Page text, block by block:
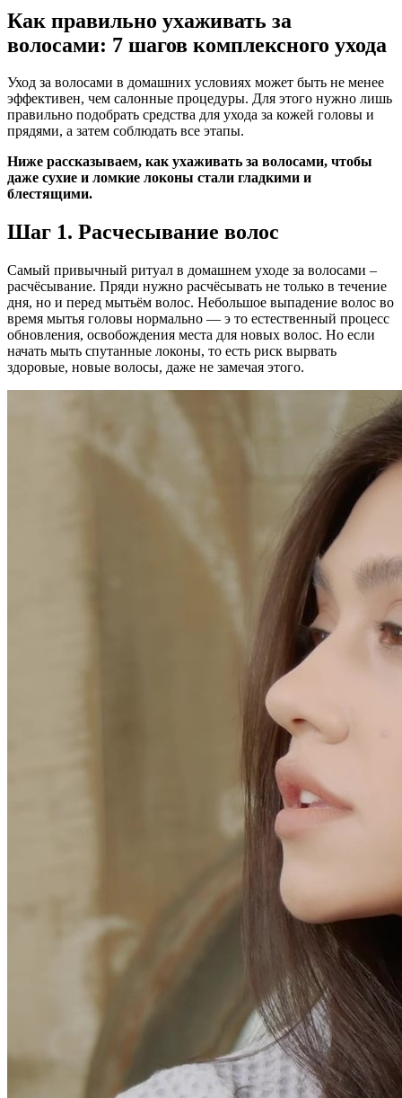
Как правильно ухаживать за
волосами: 7 шагов комплексного ухода
Уход за волосами в домашних условиях может быть не менее
эффективен, чем салонные процедуры. Для этого нужно лишь
правильно подобрать средства для ухода за кожей головы и
прядями, а затем соблюдать все этапы.
Ниже рассказываем, как ухаживать за волосами, чтобы
даже сухие и ломкие локоны стали гладкими и
блестящими.
Шаг 1. Расчесывание волос
Самый привычный ритуал в домашнем уходе за волосами –
расчёсывание. Пряди нужно расчёсывать не только в течение
дня, но и перед мытьём волос. Небольшое выпадение волос во
время мытья головы нормально — э то естественный процесс
обновления, освобождения места для новых волос. Но если
начать мыть спутанные локоны, то есть риск вырвать
здоровые, новые волосы, даже не замечая этого.